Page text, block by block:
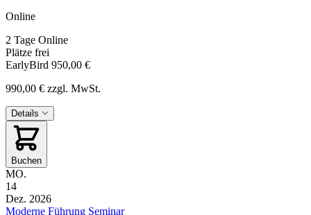
Online
2 Tage Online
Plätze frei
EarlyBird 950,00 €
990,00 € zzgl. MwSt.
Details
Buchen
MO.
14
Dez. 2026
Moderne Führung Seminar